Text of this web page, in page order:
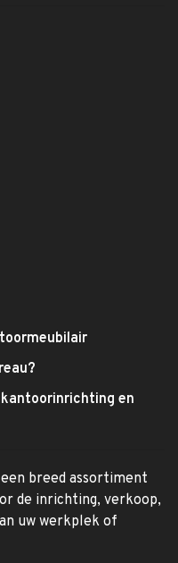
en
breed assortiment
de inrichting, verkoop,
uw werkplek of